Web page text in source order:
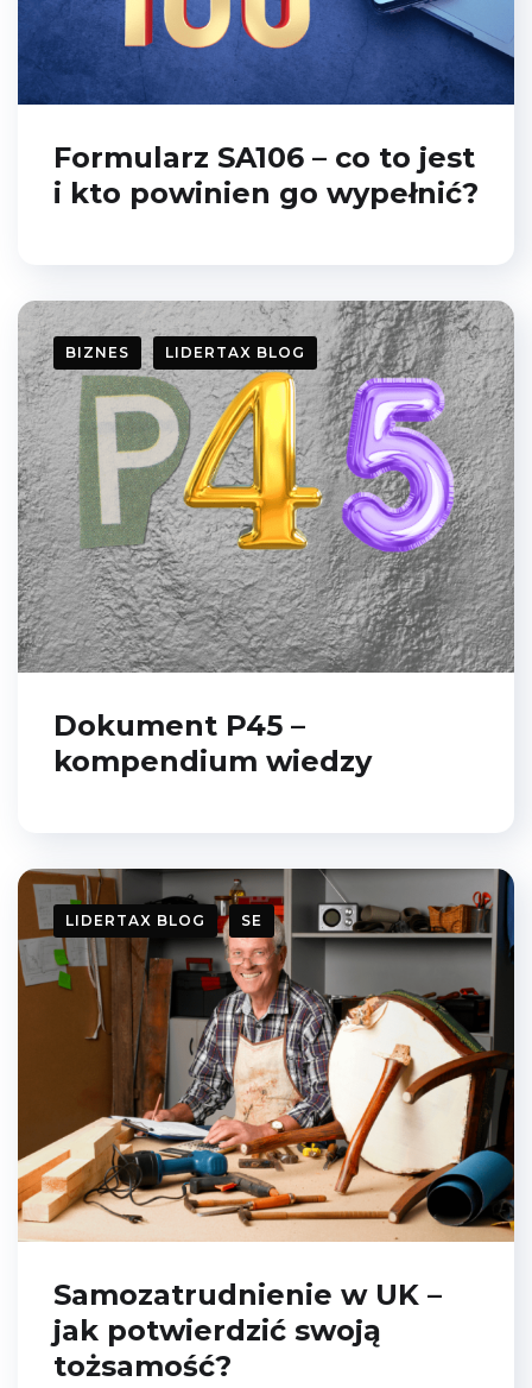
Formularz SA106 – co to jest
i kto powinien go wypełnić?
BIZNES LIDERTAX BLOG
Dokument P45 –
kompendium wiedzy
LIDERTAX BLOG SE
Samozatrudnienie w UK –
jak potwierdzić swoją
tożsamość?